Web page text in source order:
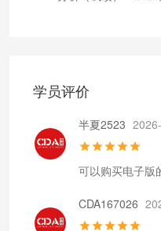
学员评价
半夏2523
可以购买电子版
CDA167026